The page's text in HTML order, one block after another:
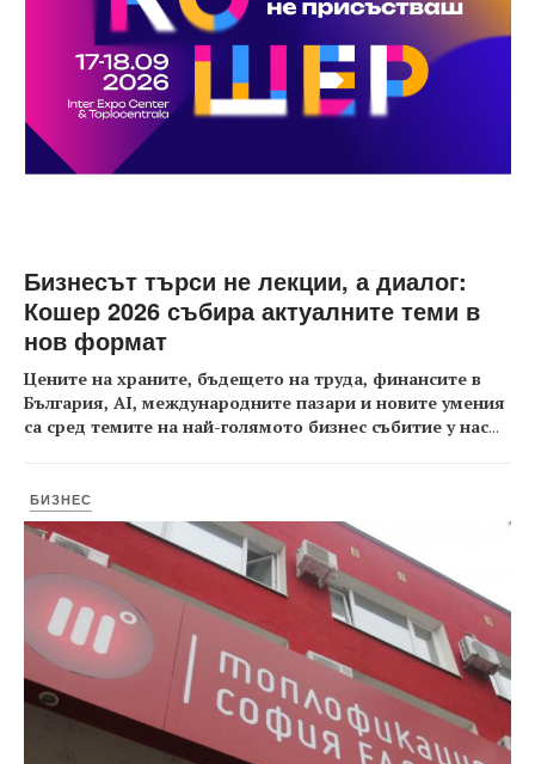
Бизнесът търси не лекции, а диалог:
Кошер 2026 събира актуалните теми в
нов формат
Цените на храните, бъдещето на труда, финансите в
България, AI, международните пазари и новите умения
са сред темите на най-голямото бизнес събитие у нас...
БИЗНЕС